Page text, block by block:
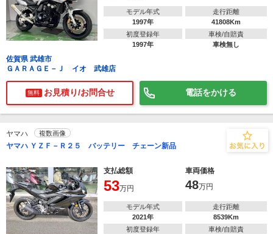
モデル年式
1997年
走行距離
41808Km
初度登録年
1997年
車検/自賠責
車検無し
佐賀県 武雄市
ＧＡＲＡＧＥ－Ｊ イオ 武雄店
無料 お見積り/お問合せ 電話をかける
ヤマハ 複数画像
ヤマハ ＹＺＦ－Ｒ２５ バッテリー チェーン新品
支払総額 車両価格
53万円 48万円
モデル年式
2021年
走行距離
8539Km
初度登録年
車検/自賠責